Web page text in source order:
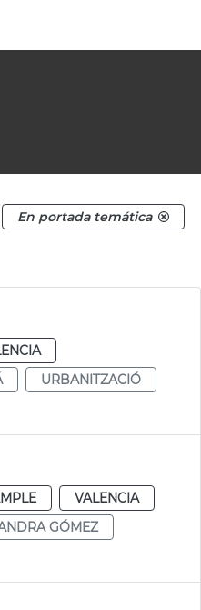
En portada temática
URBANITZACIÓ
VALENCIA
GÓMEZ